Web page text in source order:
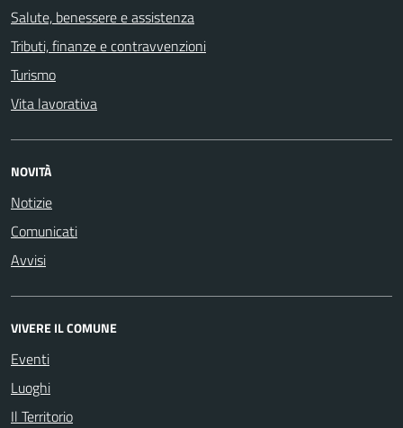
Salute, benessere e assistenza
Tributi, finanze e contravvenzioni
Turismo
Vita lavorativa
NOVITÀ
Notizie
Comunicati
Avvisi
VIVERE IL COMUNE
Eventi
Luoghi
Il Territorio